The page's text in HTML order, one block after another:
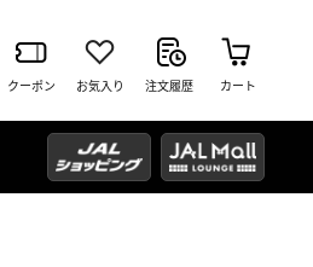
クーポン お気入り 注文履歴 カート